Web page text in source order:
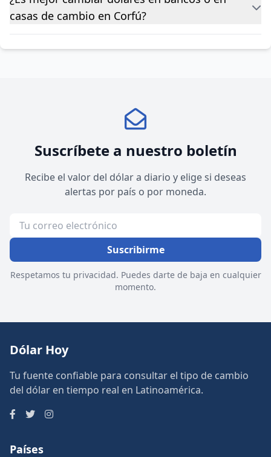
casas de cambio en Corfú?
Suscríbete a nuestro boletín
Recibe el valor del dólar a diario y elige si deseas
alertas por país o por moneda.
Suscribirme
Respetamos tu privacidad. Puedes darte de baja en cualquier
momento.
Dólar Hoy
Tu fuente confiable para consultar el tipo de cambio
del dólar en tiempo real en Latinoamérica.
Países